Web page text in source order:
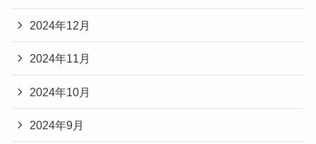
2024年12月
2024年11月
2024年10月
2024年9月